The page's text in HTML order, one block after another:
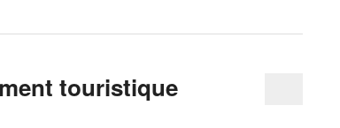
touristique